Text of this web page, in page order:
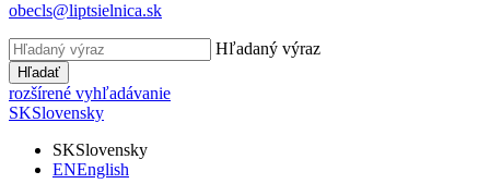
obecls@liptsielnica.sk
Hľadaný výraz
Hľadať
rozšírené vyhľadávanie
SKSlovensky
SKSlovensky
ENEnglish